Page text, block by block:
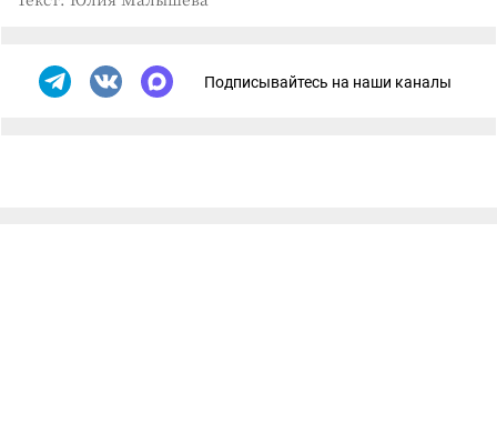
Подписывайтесь на наши каналы